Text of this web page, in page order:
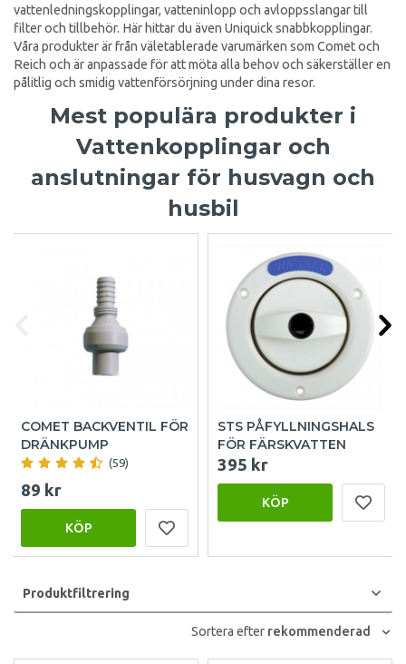
vattenledningskopplingar, vatteninlopp och avloppsslangar till
filter och tillbehör. Här hittar du även Uniquick snabbkopplingar.
Våra produkter är från väletablerade varumärken som Comet och
Reich och är anpassade för att möta alla behov och säkerställer en
pålitlig och smidig vattenförsörjning under dina resor.
Mest populära produkter i
Vattenkopplingar och
anslutningar för husvagn och
husbil
COMET BACKVENTIL FÖR
DRÄNKPUMP
(59)
89 kr
KÖP
STS PÅFYLLNINGSHALS
FÖR FÄRSKVATTEN
395 kr
KÖP
Produktfiltrering
Sortera efter rekommenderad